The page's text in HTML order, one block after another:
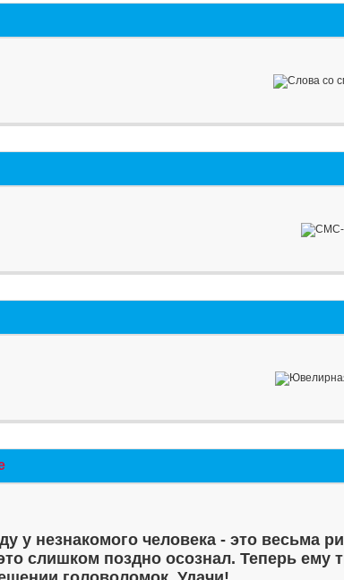
у незнакомого человека - это весьма
слишком поздно осознал. Теперь ему